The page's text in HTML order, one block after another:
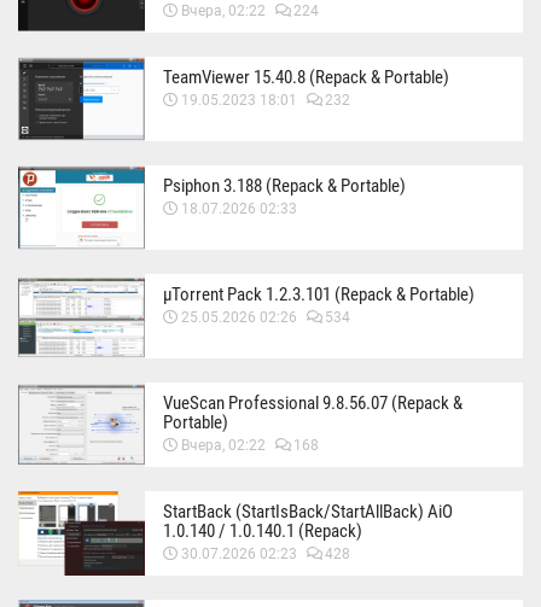
Вчера, 02:22 224
TeamViewer 15.40.8 (Repack & Portable)
19.05.2023 18:01 232
Psiphon 3.188 (Repack & Portable)
18.07.2026 02:33
µTorrent Pack 1.2.3.101 (Repack & Portable)
25.05.2026 02:26 534
VueScan Professional 9.8.56.07 (Repack &
Portable)
Вчера, 02:22 168
StartBack (StartIsBack/StartAllBack) AiO
1.0.140 / 1.0.140.1 (Repack)
30.07.2026 02:23 428